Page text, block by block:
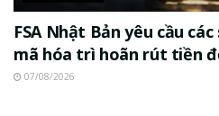
FSA Nhật Bản yêu cầu
mã hóa trì hoãn rút tiền
07/08/2026